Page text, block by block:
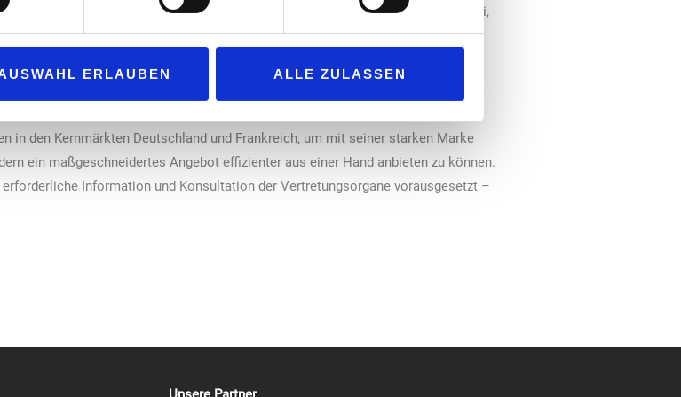
ERLAUBEN ALLE ZULASSEN
unternehmerische Weichenstellung“, so Jean-Marc Bianchi,
beabsichtigte Neuausrichtung, sich in Deutschland und Frankreich auf das
auf die Entwicklung und Produktion im Bereich der Fahrzeugwäsche
auf Vertrieb und Service aus: Damit setzt das Familienunternehmen mit
in den Kernmärkten Deutschland und Frankreich, um mit seiner starken Marke
ein maßgeschneidertes Angebot effizienter aus einer Hand anbieten zu können.
Information und Konsultation der Vertretungsorgane vorausgesetzt –